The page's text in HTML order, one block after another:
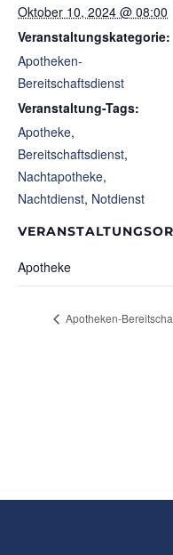
Oktober 10, 2024 @ 08:00
Veranstaltungskategorie:
Apotheken-
Bereitschaftsdienst
Veranstaltung-Tags:
Apotheke,
Bereitschaftsdienst,
Nachtapotheke,
Nachtdienst, Notdienst
Apotheke
Apotheken-